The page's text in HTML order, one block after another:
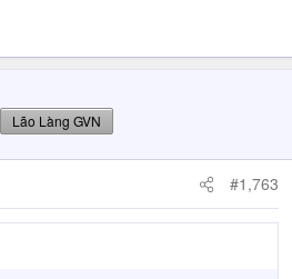
Lão Làng GVN
#1,763